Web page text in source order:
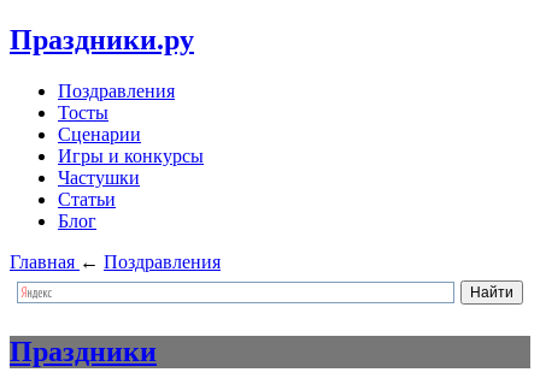
Праздники.ру
Поздравления
Тосты
Сценарии
Игры и конкурсы
Частушки
Статьи
Блог
Главная ← Поздравления
Праздники